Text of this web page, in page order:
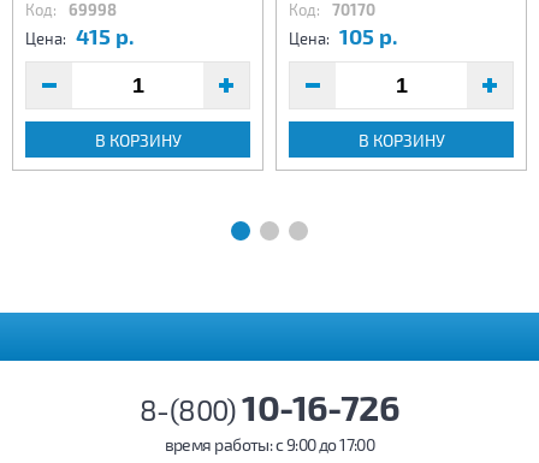
Код: 69998
Цена: 415 р.
В КОРЗИНУ
Код: 70170
Цена: 105 р.
В КОРЗИНУ
8-(800)10-16-726
время работы: c 9:00 до 17:00